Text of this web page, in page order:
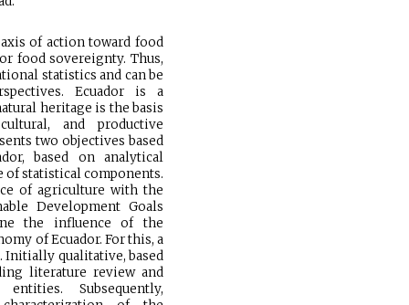
of action toward food
food sovereignty. Thus,
statistics and can be
Ecuador is a
heritage is the basis
and productive
two objectives based
based on analytical
of statistical components.
of agriculture with the
Development Goals
the influence of the
of Ecuador. For this, a
Initially qualitative, based
literature review and
Subsequently,